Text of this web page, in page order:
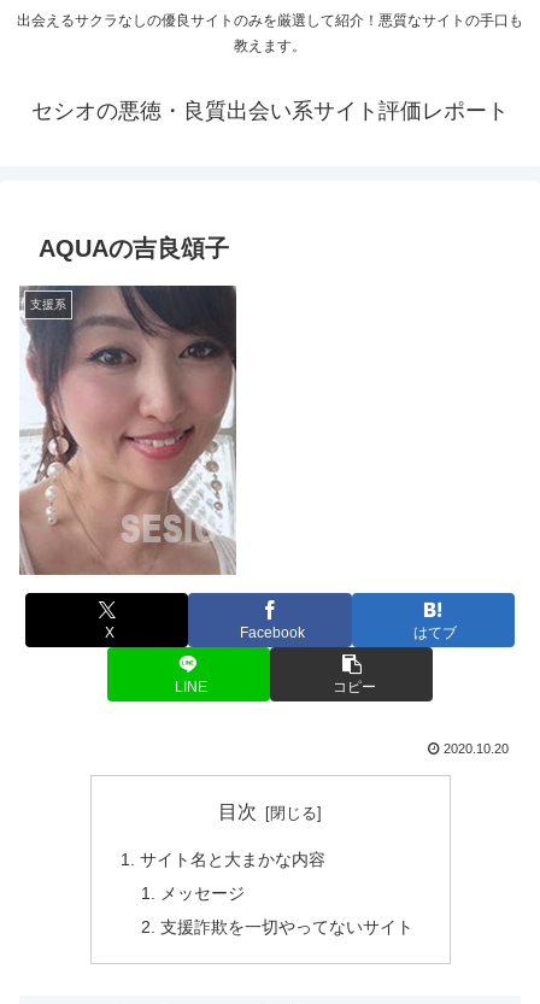
出会えるサクラなしの優良サイトのみを厳選して紹介！悪質なサイトの手口も
教えます。
セシオの悪徳・良質出会い系サイト評価レポート
AQUAの吉良頌子
支援系
X Facebook はてブ
LINE コピー
2020.10.20
目次
サイト名と大まかな内容
メッセージ
支援詐欺を一切やってないサイト